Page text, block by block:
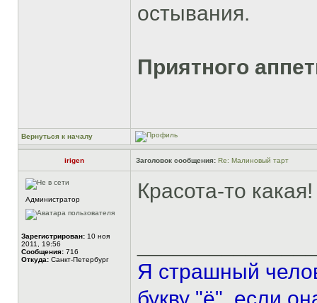
остывания.
Приятного
Вернуться к началу
irigen Заголовок сообщения: Re: Малиновый тарт
Администратор
Зарегистрирован: 10 ноя
2011, 19:56
Сообщения: 716
Откуда: Санкт-Петербург
Красота-то какая!
Я страшный